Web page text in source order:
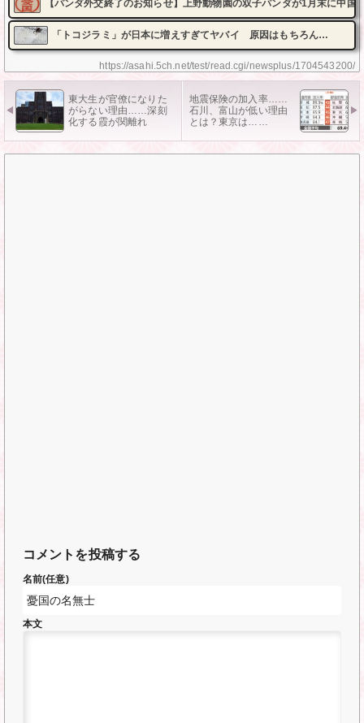
https://asahi.5ch.net/test/read.cgi/newsplus/1704543200/
【パンダ外交終了のお知らせ】上野動物園の双子パンダが1月末に中
「トコジラミ」が日本に増えすぎてヤバイ 原因はもちろん…
東大生が官僚になりた
がらない理由……深刻
化する霞が関離れ
地震保険の加入率……
石川、富山が低い理由
とは？東京は……
コメントを投稿する
名前(任意)
本文